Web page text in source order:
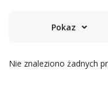
Pokaz
Nie znaleziono żadnych